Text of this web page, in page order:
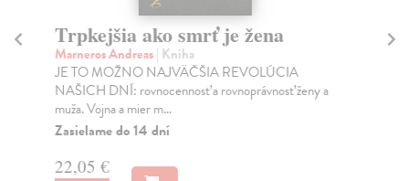
Trpkejšia ako smrť je žena
Marneros Andreas| Kniha
JE TO MOŽNO NAJVÄČŠIA REVOLÚCIA
NAŠICH DNÍ: rovnocennosť a rovnoprávnosť ženy a
muža. Vojna a mier m...
Zasielame do 14 dní
22,05 €